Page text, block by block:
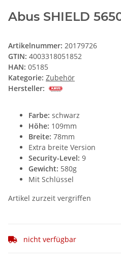
Abus SHIELD
Artikelnummer: 20179726
GTIN: 4003318051852
HAN: 05185
Kategorie: Zubehör
Hersteller:
Farbe: schwarz
Höhe: 109mm
Breite: 78mm
Extra breite Version
Security-Level: 9
Gewicht: 580g
Mit Schlüssel
Artikel zurzeit vergriffen
nicht verfügbar